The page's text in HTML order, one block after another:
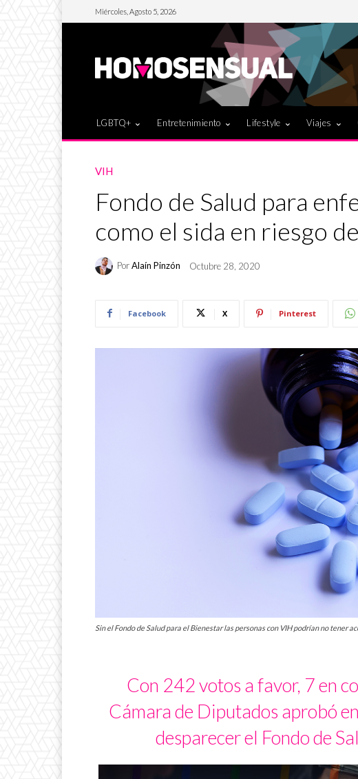
Miércoles, Agosto 5, 2026
LGBTQ+ Entretenimiento Lifestyle Viajes
VIH
Fondo de Salud para
como el sida en riesgo
PorAlaín Pinzón Octubre 28, 2020
Facebook X Pinterest
Sin el Fondo de Salud para el Bienestar las personas con VIH podrían no tener
Con 242 votos a favor, 7 en
Cámara de Diputados aprobó
desparecer el Fondo de